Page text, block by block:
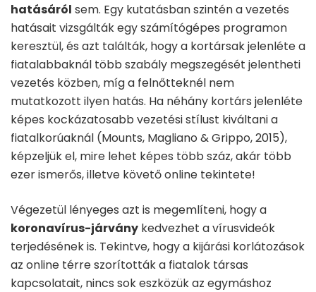
hatásáról sem. Egy kutatásban szintén a vezetés
hatásait vizsgálták egy számítógépes programon
keresztül, és azt találták, hogy a kortársak jelenléte a
fiatalabbaknál több szabály megszegését jelentheti
vezetés közben, míg a felnőtteknél nem
mutatkozott ilyen hatás. Ha néhány kortárs jelenléte
képes kockázatosabb vezetési stílust kiváltani a
fiatalkorúaknál (Mounts, Magliano & Grippo, 2015),
képzeljük el, mire lehet képes több száz, akár több
ezer ismerős, illetve követő online tekintete!
Végezetül lényeges azt is megemlíteni, hogy a
koronavírus-járvány kedvezhet a vírusvideók
terjedésének is. Tekintve, hogy a kijárási korlátozások
az online térre szorították a fiatalok társas
kapcsolatait, nincs sok eszközük az egymáshoz